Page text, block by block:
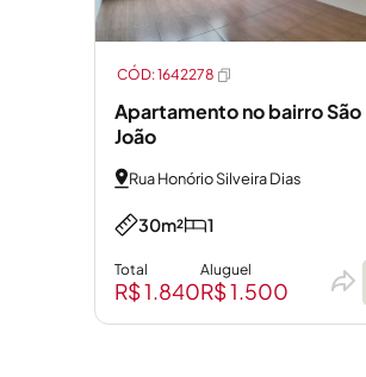
Apartamento no bairro São
João
Rua Honório Silveira Dias
30m² 1
Total
R$ 1.840
Aluguel
R$ 1.500
CÓD: 1642278